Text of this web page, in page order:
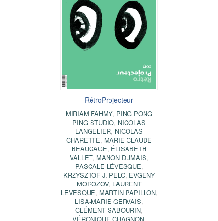
RétroProjecteur
MIRIAM FAHMY, PING PONG
PING STUDIO, NICOLAS
LANGELIER, NICOLAS
CHARETTE, MARIE-CLAUDE
BEAUCAGE, ÉLISABETH
VALLET, MANON DUMAIS,
PASCALE LÉVESQUE,
KRZYSZTOF J. PELC, EVGENY
MOROZOV, LAURENT
LEVESQUE, MARTIN PAPILLON,
LISA-MARIE GERVAIS,
CLÉMENT SABOURIN,
VÉRONIQUE CHAGNON,